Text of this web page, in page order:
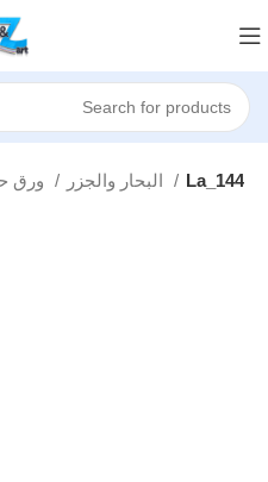
La_144